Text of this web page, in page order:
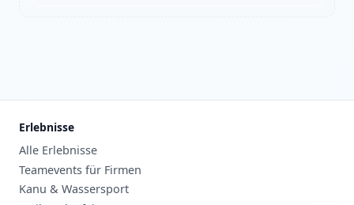
Erlebnisse
Alle Erlebnisse
Teamevents für Firmen
Kanu & Wassersport